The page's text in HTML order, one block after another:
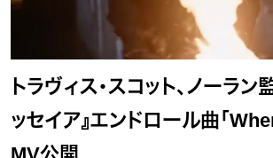
トラヴィス・スコット、ノーラン
ッセイア』エンドロール曲「